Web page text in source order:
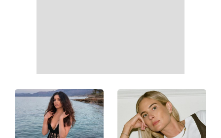
Як носити найлегше
закрите взуття літа: 3
стильні поєднання з
День ангела Миколи 8
серпня: хто ще відзначає
іменини та якою буде осінь